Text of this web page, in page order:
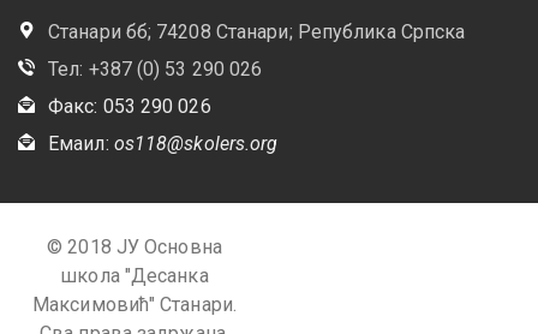
Станари бб; 74208 Станари; Република Српска
Тел: +387 (0) 53 290 026
Факс: 053 290 026
Емаил: os118@skolers.org
© 2018 ЈУ Основна
школа "Десанка
Максимовић" Станари.